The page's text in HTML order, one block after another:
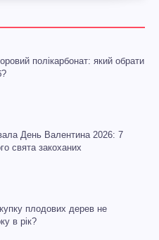
полікарбонат: який обрати
День Валентина 2026: 7
свята закоханих
плодових дерев не
в рік?